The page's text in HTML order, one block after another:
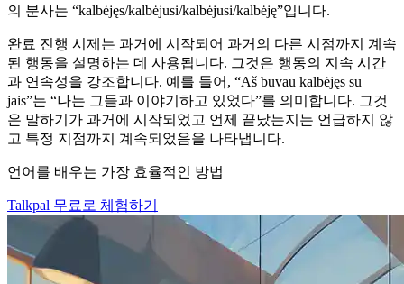
의 분사는 “kalbėjęs/kalbėjusi/kalbėjusi/kalbėję”입니다.
완료 진행 시제는 과거에 시작되어 과거의 다른 시점까지 계속
된 행동을 설명하는 데 사용됩니다. 그것은 행동의 지속 시간
과 연속성을 강조합니다. 예를 들어, “Aš buvau kalbėjęs su
jais”는 “나는 그들과 이야기하고 있었다”를 의미합니다. 그것
은 말하기가 과거에 시작되었고 언제 끝났는지는 언급하지 않
고 특정 지점까지 계속되었음을 나타냅니다.
언어를 배우는 가장 효율적인 방법
Talkpal 무료로 체험하기